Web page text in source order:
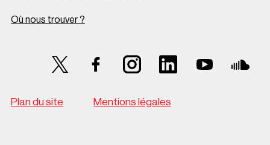
Où nous trouver ?
Suivez-nous sur Twitter
Suivez-nous sur Facebook
Suivez-nous sur Instagram
Suivez-nous sur
Suivez-nous
Plan du site Mentions légales